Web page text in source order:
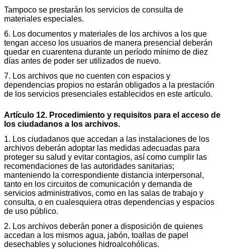
Tampoco se prestarán los servicios de consulta de
materiales especiales.
6. Los documentos y materiales de los archivos a los que
tengan acceso los usuarios de manera presencial deberán
quedar en cuarentena durante un período mínimo de diez
días antes de poder ser utilizados de nuevo.
7. Los archivos que no cuenten con espacios y
dependencias propios no estarán obligados a la prestación
de los servicios presenciales establecidos en este artículo.
Artículo 12. Procedimiento y requisitos para el acceso de
los ciudadanos a los archivos.
1. Los ciudadanos que accedan a las instalaciones de los
archivos deberán adoptar las medidas adecuadas para
proteger su salud y evitar contagios, así como cumplir las
recomendaciones de las autoridades sanitarias;
manteniendo la correspondiente distancia interpersonal,
tanto en los circuitos de comunicación y demanda de
servicios administrativos, como en las salas de trabajo y
consulta, o en cualesquiera otras dependencias y espacios
de uso público.
2. Los archivos deberán poner a disposición de quienes
accedan a los mismos agua, jabón, toallas de papel
desechables y soluciones hidroalcohólicas.